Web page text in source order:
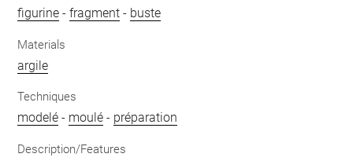
figurine -fragment - buste
Materials
argile
Techniques
modelé - moulé - préparation
Description/Features